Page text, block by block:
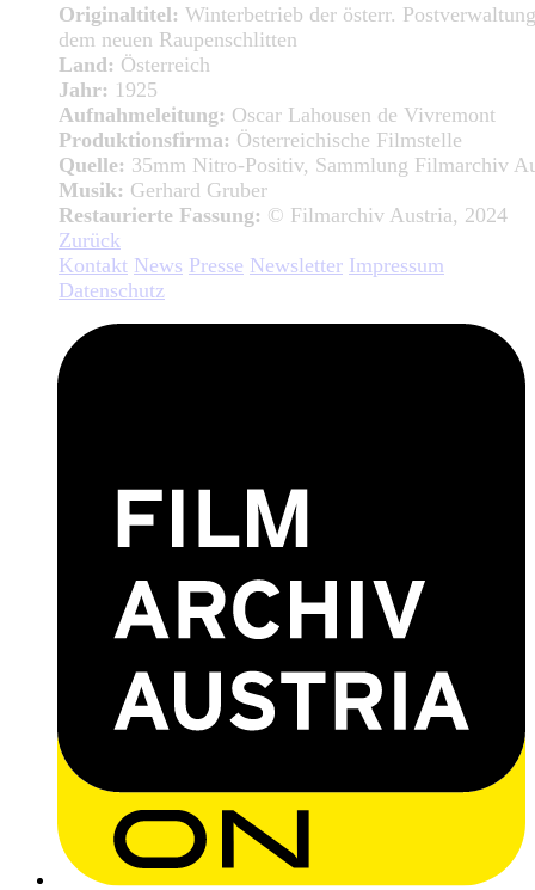
Originaltitel: Winterbetrieb der österr.
dem neuen Raupenschlitten
Land: Österreich
Jahr: 1925
Aufnahmeleitung: Oscar Lahousen de Vivremont
Produktionsfirma: Österreichische Filmstelle
Quelle: 35mm Nitro-Positiv, Sammlung Filmarchiv
Musik: Gerhard Gruber
Restaurierte Fassung: © Filmarchiv Austria, 2024
Zurück
Kontakt News Presse Newsletter Impressum
Datenschutz